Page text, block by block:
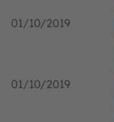
01/10/2019
01/10/2019